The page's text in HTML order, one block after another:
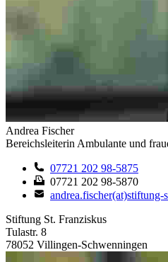
Andrea Fischer
Bereichsleiterin Ambulante und
07721 202 98-5875
07721 202 98-5870
andrea.fischer(at)stiftung-
Stiftung St. Franziskus
Tulastr. 8
78052 Villingen-Schwenningen